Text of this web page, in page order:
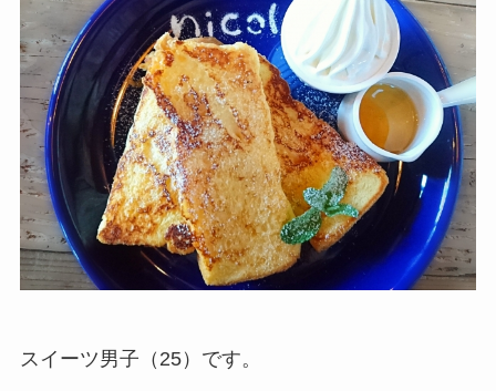
スイーツ男子（25）です。